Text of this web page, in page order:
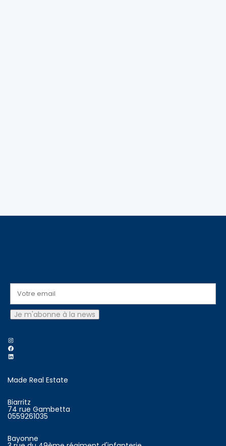
Instagram
Facebook
LinkedIn
Made Real Estate
Biarritz
74 rue Gambetta
0559261035
Bayonne